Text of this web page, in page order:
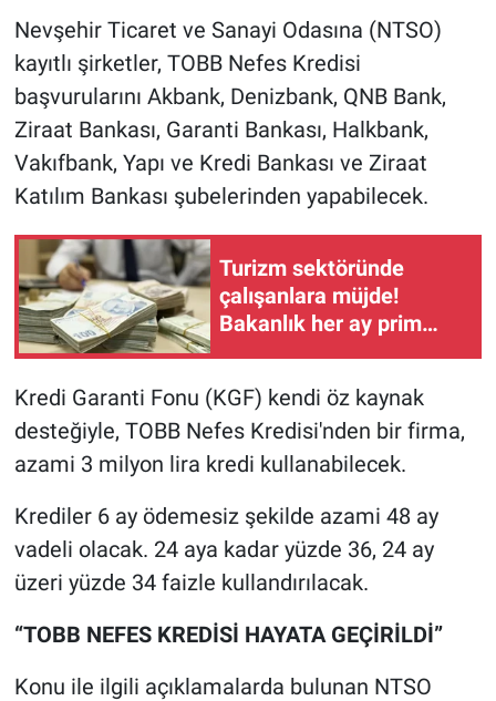
Nevşehir Ticaret ve Sanayi Odasına (NTSO)
kayıtlı şirketler, TOBB Nefes Kredisi
başvurularını Akbank, Denizbank, QNB Bank,
Ziraat Bankası, Garanti Bankası, Halkbank,
Vakıfbank, Yapı ve Kredi Bankası ve Ziraat
Katılım Bankası şubelerinden yapabilecek.
Turizm sektöründe
çalışanlara müjde!
Bakanlık her ay prim
Kredi Garanti Fonu (KGF) kendi öz kaynak
desteğiyle, TOBB Nefes Kredisi'nden bir firma,
azami 3 milyon lira kredi kullanabilecek.
Krediler 6 ay ödemesiz şekilde azami 48 ay
vadeli olacak. 24 aya kadar yüzde 36, 24 ay
üzeri yüzde 34 faizle kullandırılacak.
“TOBB NEFES KREDİSİ HAYATA GEÇİRİLDİ”
Konu ile ilgili açıklamalarda bulunan NTSO